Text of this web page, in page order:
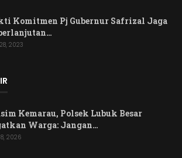
Komitmen Pj Gubernur Safrizal Jaga
2023
Kemarau, Polsek Lubuk Besar
Warga: Jangan…
2026